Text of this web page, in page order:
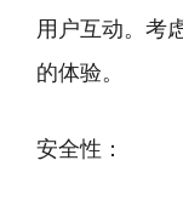
用户互动。考
的体验。
安全性：